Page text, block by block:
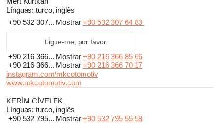
Línguas: turco, inglês
+90 532 307... Mostrar +90 532 307 64 83
Ligue-me, por favor.
+90 216 366... Mostrar +90 216 366 85 66
+90 216 366... Mostrar +90 216 366 70 17
instagram.com/mkcotomotiv
www.mkcotomotiv.com
KERİM CİVELEK
Línguas: turco, inglês
+90 532 795... Mostrar +90 532 795 55 58